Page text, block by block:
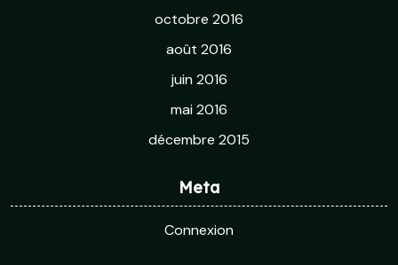
octobre 2016
août 2016
juin 2016
mai 2016
décembre 2015
Meta
Connexion